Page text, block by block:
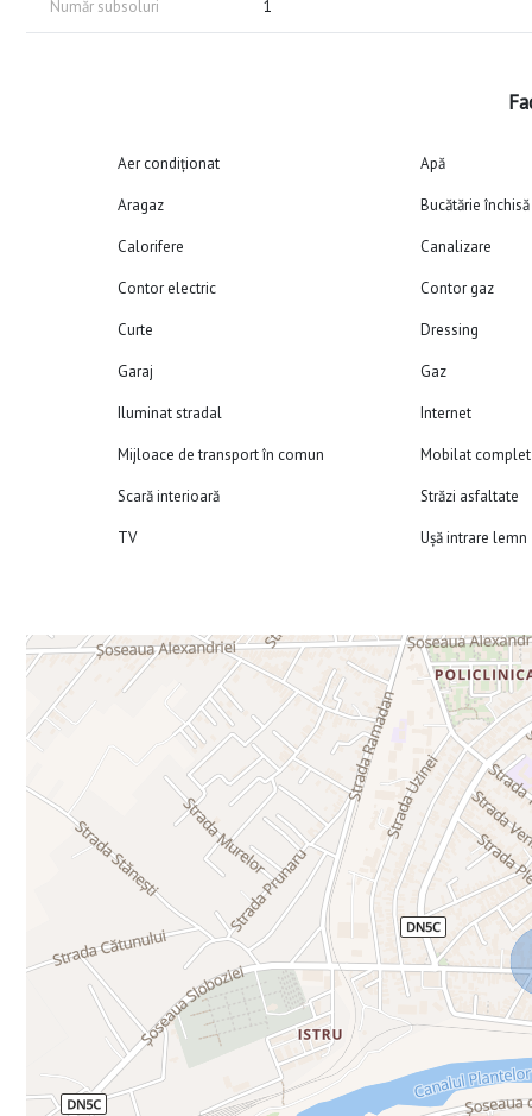
Număr subsoluri 1
Aer condiționat Apă
Aragaz Bucătărie închisă
Calorifere Canalizare
Contor electric Contor gaz
Curte Dressing
Garaj Gaz
Iluminat stradal Internet
Mijloace de transport în comun Mobilat complet
Scară interioară Străzi asfaltate
TV Ușă intrare lemn